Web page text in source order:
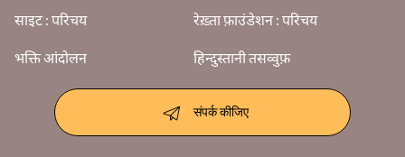
साइट : परिचय रेख़्ता फ़ाउंडेशन : परिचय
भक्ति आंदोलन हिन्दुस्तानी तसव्वुफ़
संपर्क कीजिए